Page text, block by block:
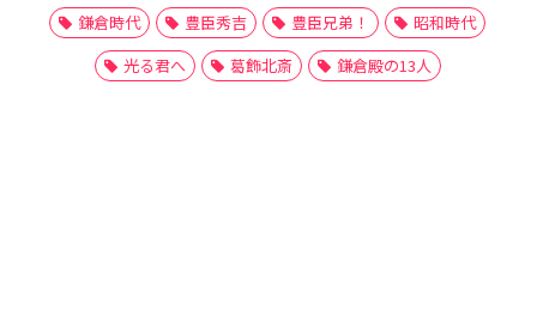
鎌倉時代
豊臣秀吉 豊臣兄弟！
昭和時代
光る君へ
葛飾北斎 鎌倉殿の13人